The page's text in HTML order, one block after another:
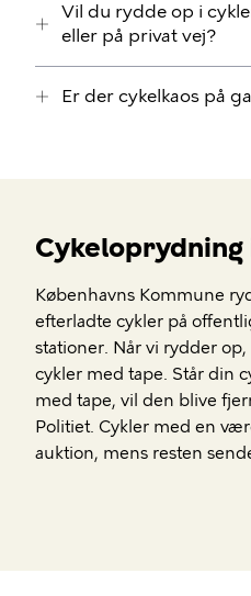
Vil du rydde op i
eller på privat vej?
Er der cykelkaos på
Cykeloprydning
Københavns Kommune
efterladte cykler på
stationer. Når vi rydder
cykler med tape. Står din
med tape, vil den blive
Politiet. Cykler med en
auktion, mens resten